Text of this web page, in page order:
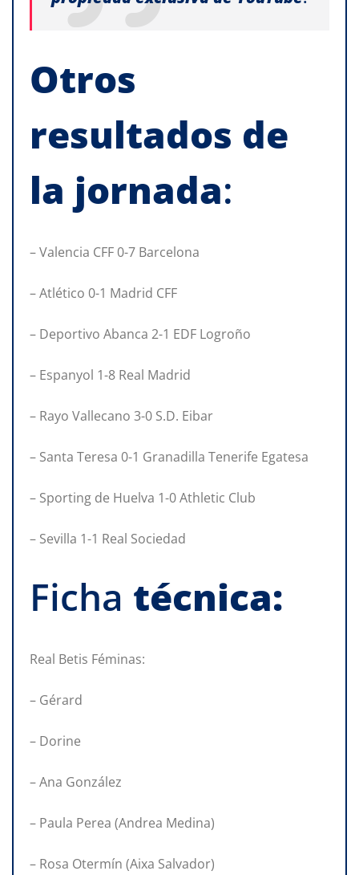
Otros
resultados de
la jornada:
– Valencia CFF 0-7 Barcelona
– Atlético 0-1 Madrid CFF
– Deportivo Abanca 2-1 EDF Logroño
– Espanyol 1-8 Real Madrid
– Rayo Vallecano 3-0 S.D. Eibar
– Santa Teresa 0-1 Granadilla Tenerife Egatesa
– Sporting de Huelva 1-0 Athletic Club
– Sevilla 1-1 Real Sociedad
Ficha técnica:
Real Betis Féminas:
– Gérard
– Dorine
– Ana González
– Paula Perea (Andrea Medina)
– Rosa Otermín (Aixa Salvador)